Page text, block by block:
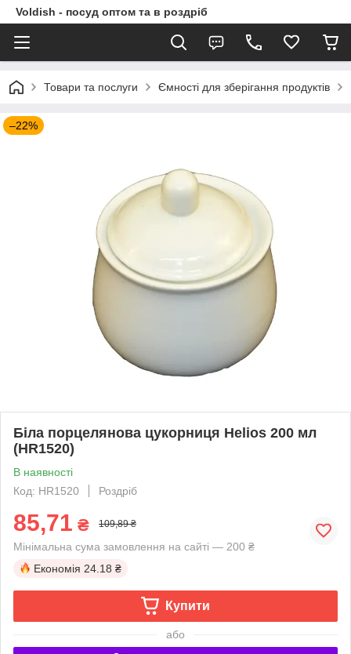
Voldish - посуд оптом та в роздріб
Товари та послуги Ємності для зберігання продуктів
–22%
Біла порцелянова цукорниця Helios 200 мл
(HR1520)
В наявності
Код: HR1520
Роздріб
85,71 ₴ 109,89 ₴
Мінімальна сума замовлення на сайті — 200 ₴
Економія 24.18 ₴
Купити
або